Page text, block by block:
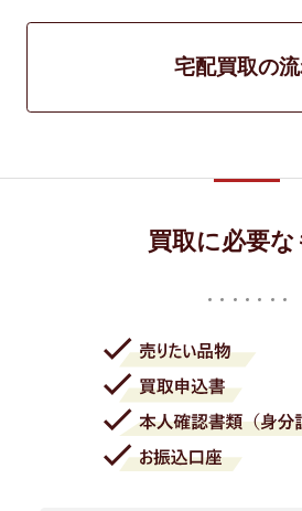
宅配買取の
買取に必要な